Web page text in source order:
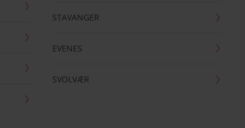
STAVANGER
EVENES
SVOLVÆR